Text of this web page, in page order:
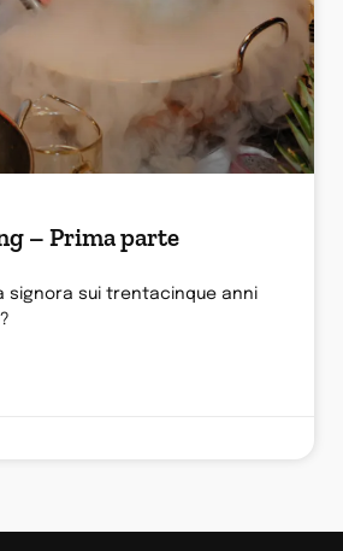
– Prima parte
signora sui trentacinque anni